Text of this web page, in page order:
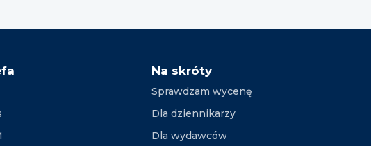
Na skróty
Sprawdzam wycenę
Dla dziennikarzy
Dla wydawców